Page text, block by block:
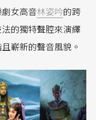
女高音林姿吟的跨
的獨特聲腔來演繹
嶄新的聲音風貌。